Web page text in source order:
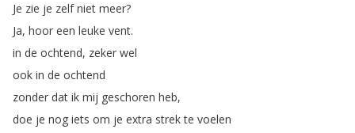
Je zie je zelf niet meer?
Ja, hoor een leuke vent.
in de ochtend, zeker wel
ook in de ochtend
zonder dat ik mij geschoren heb,
doe je nog iets om je extra strek te voelen